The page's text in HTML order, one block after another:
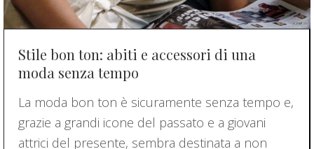
Stile bon ton: abiti e accessori di una
moda senza tempo
La moda bon ton è sicuramente senza tempo e,
grazie a grandi icone del passato e a giovani
attrici del presente, sembra destinata a non